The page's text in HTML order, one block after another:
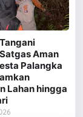
Aman
Palangka
Lahan hingga